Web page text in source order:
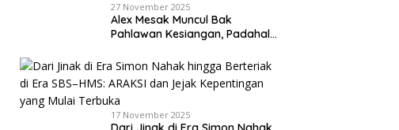
27 November 2025
Alex Mesak Muncul Bak
Pahlawan Kesiangan, Padahal
Urusan PPPK Paruh Waktu
17 November 2025